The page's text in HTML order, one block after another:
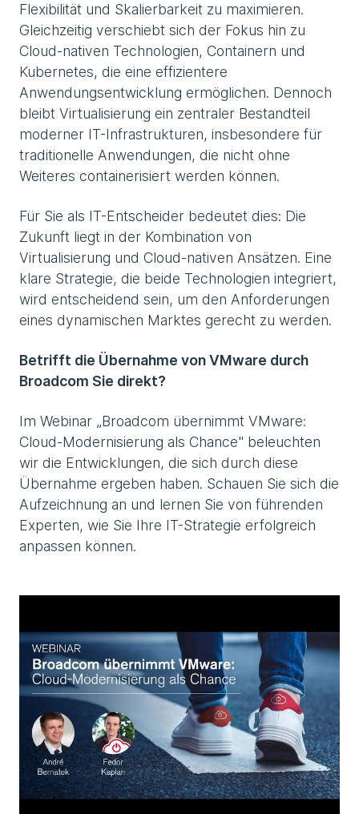
Flexibilität und Skalierbarkeit zu maximieren.
Gleichzeitig verschiebt sich der Fokus hin zu
Cloud-nativen Technologien, Containern und
Kubernetes, die eine effizientere
Anwendungsentwicklung ermöglichen. Dennoch
bleibt Virtualisierung ein zentraler Bestandteil
moderner IT-Infrastrukturen, insbesondere für
traditionelle Anwendungen, die nicht ohne
Weiteres containerisiert werden können.
Für Sie als IT-Entscheider bedeutet dies: Die
Zukunft liegt in der Kombination von
Virtualisierung und Cloud-nativen Ansätzen. Eine
klare Strategie, die beide Technologien integriert,
wird entscheidend sein, um den Anforderungen
eines dynamischen Marktes gerecht zu werden.
Betrifft die Übernahme von VMware durch
Broadcom Sie direkt?
Im Webinar „Broadcom übernimmt VMware:
Cloud-Modernisierung als Chance" beleuchten
wir die Entwicklungen, die sich durch diese
Übernahme ergeben haben. Schauen Sie sich die
Aufzeichnung an und lernen Sie von führenden
Experten, wie Sie Ihre IT-Strategie erfolgreich
anpassen können.